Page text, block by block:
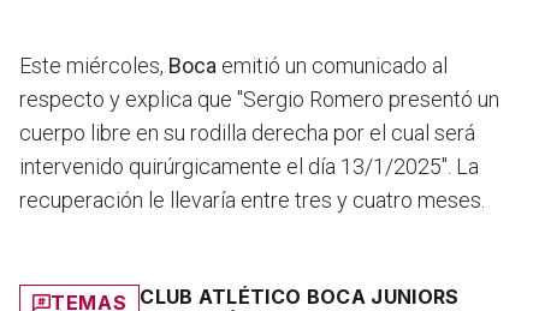
Este miércoles, Boca emitió un comunicado al
respecto y explica que "Sergio Romero presentó un
cuerpo libre en su rodilla derecha por el cual será
intervenido quirúrgicamente el día 13/1/2025". La
recuperación le llevaría entre tres y cuatro meses.
TEMAS
CLUB ATLÉTICO BOCA JUNIORS